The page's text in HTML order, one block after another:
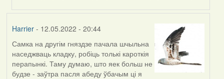
Harrier- 12.05.2022 - 20:44
Самка на другім гняздзе пачала шчыльна
наседжваць кладку, робіць толькі кароткія
перапынкі. Таму думаю, што яек больш не
будзе - заўтра пасля абеду ўбачым ці я